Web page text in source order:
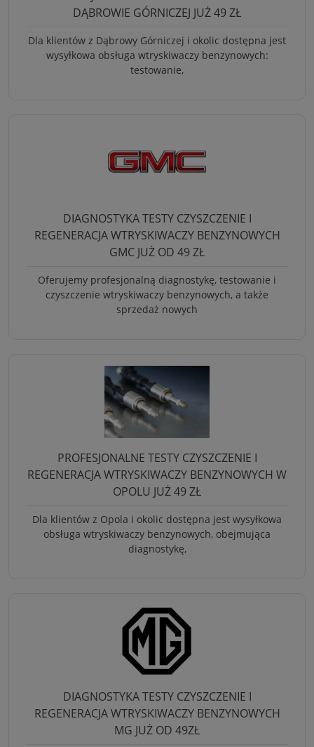
DĄBROWIE GÓRNICZEJ JUŻ 49 ZŁ
Dla klientów z Dąbrowy Górniczej i okolic dostępna jest
wysyłkowa obsługa wtryskiwaczy benzynowych:
testowanie,
DIAGNOSTYKA TESTY CZYSZCZENIE I
REGENERACJA WTRYSKIWACZY BENZYNOWYCH
GMC JUŻ OD 49 ZŁ
Oferujemy profesjonalną diagnostykę, testowanie i
czyszczenie wtryskiwaczy benzynowych, a także
sprzedaż nowych
PROFESJONALNE TESTY CZYSZCZENIE I
REGENERACJA WTRYSKIWACZY BENZYNOWYCH W
OPOLU JUŻ 49 ZŁ
Dla klientów z Opola i okolic dostępna jest wysyłkowa
obsługa wtryskiwaczy benzynowych, obejmująca
diagnostykę,
DIAGNOSTYKA TESTY CZYSZCZENIE I
REGENERACJA WTRYSKIWACZY BENZYNOWYCH
MG JUŻ OD 49ZŁ